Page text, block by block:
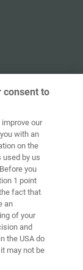
Захист даних
Вхід
"cookie"
consent to
our
with an
on the
used by us
you
1 point
fact that
an
of your
and
the USA do
may not be